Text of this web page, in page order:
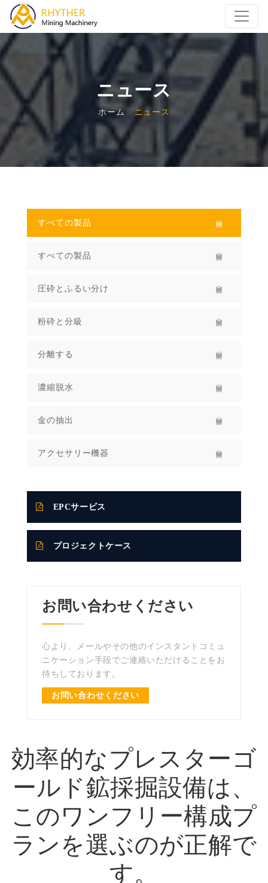
ニュース
ホーム ニュース
すべての製品
すべての製品
圧砕とふるい分け
粉砕と分級
分離する
濃縮脱水
金の抽出
アクセサリー機器
EPCサービス
プロジェクトケース
お問い合わせください
心より、メールやその他のインスタントコミュ
ニケーション手段でご連絡いただけることをお
待ちしております。
お問い合わせください
効率的なプレスターゴ
ールド鉱採掘設備は、
このワンフリー構成プ
ランを選ぶのが正解で
す。